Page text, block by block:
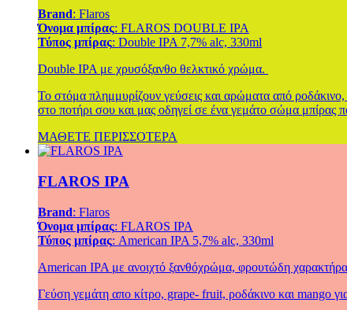
Brand: Flaros
Όνομα μπίρας: FLAROS DOUBLE IPA
Τύπος μπίρας: Double IPA 7,7% alc, 330ml
Double IPA με χρυσόξανθο θελκτικό χρώμα.
Το στόμα πλημμυρίζουν γεύσεις και αρώματα από
στο ποτήρι σου και μας οδηγεί σε ένα γεμάτο σώμα μπίρας
ΜΑΘΕΤΕ ΠΕΡΙΣΣΟΤΕΡΑ
FLAROS IPA
Brand: Flaros
Όνομα μπίρας: FLAROS IPA
Τύπος μπίρας: American IPA 5,7% alc, 330ml
American IPA με ανοιχτό ξανθόχρώμα, φρουτώδη
Γεύση γεμάτη απο κίτρο, grape- fruit, ροδάκινο και mango